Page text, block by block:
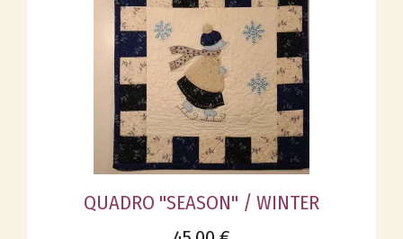
QUADRO "SEASON" / WINTER